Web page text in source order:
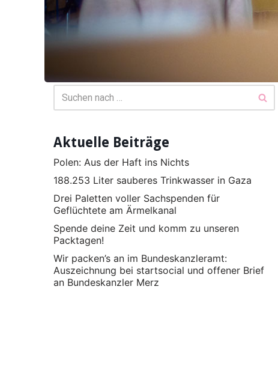
Aktuelle Beiträge
Polen: Aus der Haft ins Nichts
188.253 Liter sauberes Trinkwasser in Gaza
Drei Paletten voller Sachspenden für
Geflüchtete am Ärmelkanal
Spende deine Zeit und komm zu unseren
Packtagen!
Wir packen’s an im Bundeskanzleramt:
Auszeichnung bei startsocial und offener Brief
an Bundeskanzler Merz